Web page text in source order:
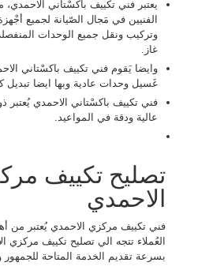
يعتبر فني تكييف باكسْتاني
الفنيين في مَجال الصّيانة لجميع
وتركيب ونقل جميع الوحدات
غاز.
وايضا يَقوم فني تكييف باكسْتاني
غَسيل وحدات عادية وبها ايضا تبديل
فني تكييف باكسْتاني الاحمدي يُعتبر
عالية ودقة في المواعيد.
تصليح تكييف
الاحمدي
فني تكييف مركزي الاحمدي يُعتبر من
العُملاء تتجه الي تصليح تكييف مركزي
بسرعة تقديم الخدمة المتاحة للجمهور